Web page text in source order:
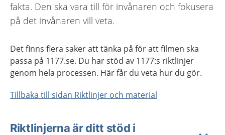
fakta. Den ska vara till för invånaren och fokusera
på det invånaren vill veta.
Det finns flera saker att tänka på för att filmen ska
passa på 1177.se. Du har stöd av 1177:s riktlinjer
genom hela processen. Härfår du veta hur du gör.
Tillbaka till sidan Riktlinjer och material
Riktlinjerna är ditt stöd i